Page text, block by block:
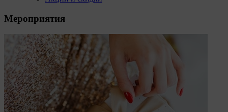
Мероприятия